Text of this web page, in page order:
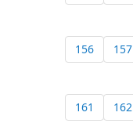
156 157
161 162